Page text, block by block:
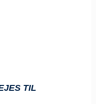
TIL